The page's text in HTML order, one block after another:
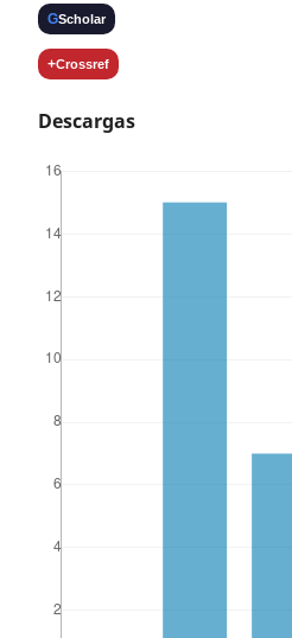
GScholar
+Crossref
Descargas